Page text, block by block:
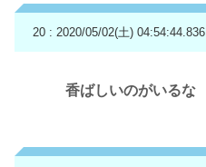
20 : 2020/05/02(土) 04:54:44.836
香ばしいのがいるな